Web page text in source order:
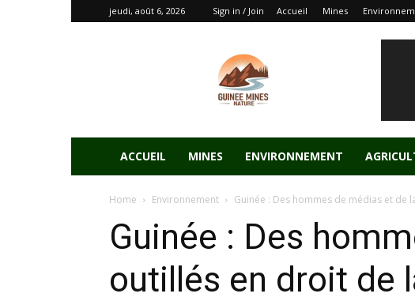
jeudi, août 6, 2026 Sign in / Join Accueil Mines
ACCUEIL MINES ENVIRONNEMENT
Home Environnement Guinée : Des hommes de médias et de
Guinée : Des
outillés en droit de